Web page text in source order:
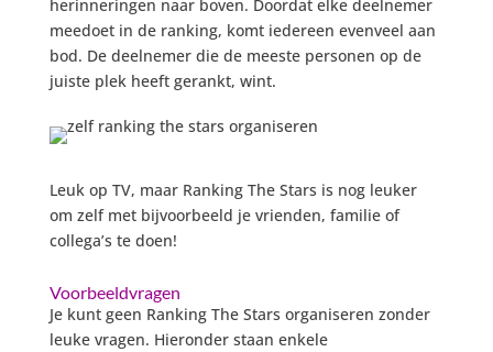
herinneringen naar boven. Doordat elke deelnemer
meedoet in de ranking, komt iedereen evenveel aan
bod. De deelnemer die de meeste personen op de
juiste plek heeft gerankt, wint.
Leuk op TV, maar Ranking The Stars is nog leuker
om zelf met bijvoorbeeld je vrienden, familie of
collega’s te doen!
Voorbeeldvragen
Je kunt geen Ranking The Stars organiseren zonder
leuke vragen. Hieronder staan enkele